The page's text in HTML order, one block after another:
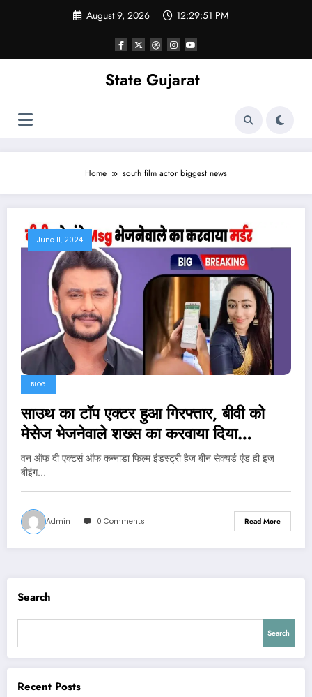
August 9, 2026 12:29:51 PM
State Gujarat
Home south film actor biggest news
June 11, 2024
BLOG
साउथ का टॉप एक्टर हुआ गिरफ्तार, बीवी को
मेसेज भेजनेवाले शख्स का करवाया दिया…
वन ऑफ दी एक्टर्स ऑफ कन्नाडा फिल्म इंडस्ट्री हैज बीन सेक्यर्ड एंड ही इज
बीइंग…
Admin 0 Comments Read More
Search
Search
Recent Posts